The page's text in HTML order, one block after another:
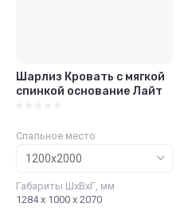
Шарлиз Кровать с мягкой
спинкой основание Лайт
Спальное место
Габариты ШхВхГ, мм
1284 х 1000 х 2070